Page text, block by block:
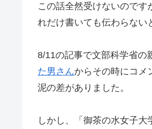
この話全然受けないので
れだけ書いても伝わらない
8/11の記事で文部科学省の
た男さんからその時にコメ
泥の差がありました。
しかし、「御茶の水女子